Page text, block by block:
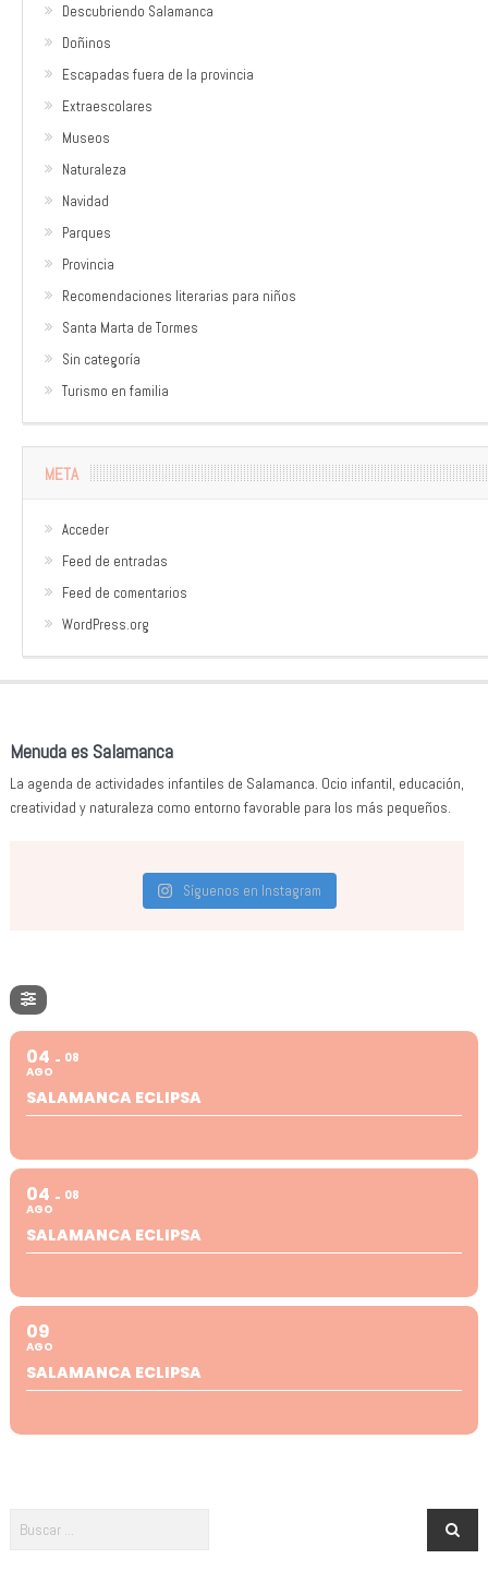
Descubriendo Salamanca
Doñinos
Escapadas fuera de la provincia
Extraescolares
Museos
Naturaleza
Navidad
Parques
Provincia
Recomendaciones literarias para niños
Santa Marta de Tormes
Sin categoría
Turismo en familia
META
Acceder
Feed de entradas
Feed de comentarios
WordPress.org
Menuda es Salamanca
La agenda de actividades infantiles de Salamanca. Ocio infantil, educación,
creatividad y naturaleza como entorno favorable para los más pequeños.
Síguenos en Instagram
04
AGO
08
SALAMANCA ECLIPSA
04
AGO
08
SALAMANCA ECLIPSA
09
AGO
SALAMANCA ECLIPSA